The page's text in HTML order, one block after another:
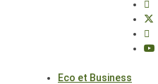
Eco et Business